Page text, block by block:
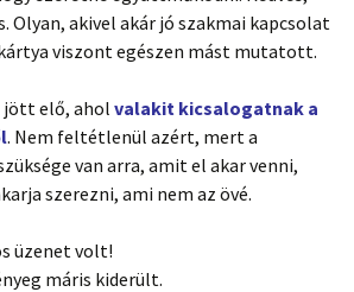
akivel akár jó szakmai kapcsolat
viszont egészen mást mutatott.
jött elő, aholvalakit kicsalogatnak a
. Nem feltétlenül azért, mert a
van arra, amit el akar venni,
szerezni, ami nem az övé.
üzenet volt!
máris kiderült.